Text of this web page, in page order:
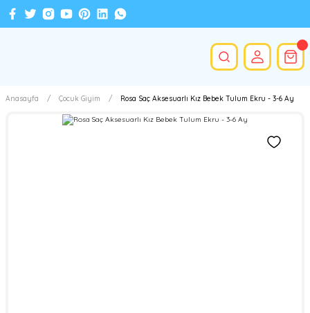
Anasayfa Çocuk Giyim Rosa Saç Aksesuarlı Kız Bebek Tulum Ekru - 3-6 Ay